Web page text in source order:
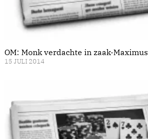
OM: Monk verdachte in zaak-Maximus
15 JULI 2014